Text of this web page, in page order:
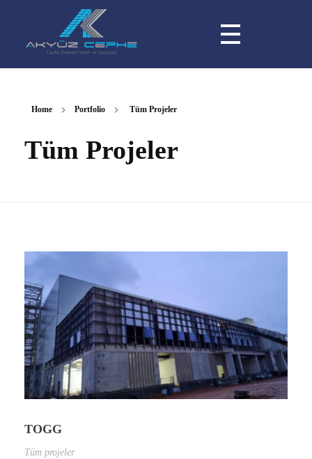
Akyüz Cephe Sistemleri
Home Portfolio Tüm Projeler
Tüm Projeler
TOGG
Tüm projeler